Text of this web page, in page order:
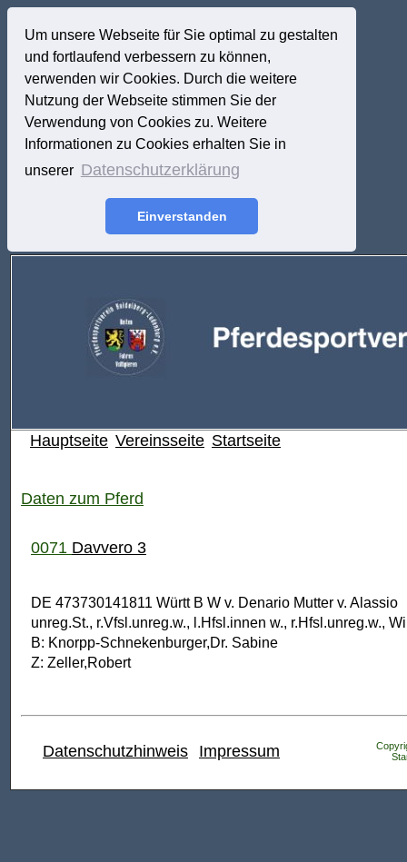
Um unsere Webseite für Sie optimal zu gestalten
und fortlaufend verbessern zu können,
verwenden wir Cookies. Durch die weitere
Nutzung der Webseite stimmen Sie der
Verwendung von Cookies zu. Weitere
Informationen zu Cookies erhalten Sie in
unserer Datenschutzerklärung
Einverstanden
Hauptseite Vereinsseite Startseite
Daten zum Pferd
0071 Davvero 3
DE 473730141811 Württ B W v. Denario Mutter v. Alassio
unreg.St., r.Vfsl.unreg.w., l.Hfsl.innen w., r.Hfsl.unreg.w.,
B: Knorpp-Schnekenburger,Dr. Sabine
Z: Zeller,Robert
Datenschutzhinweis Impressum